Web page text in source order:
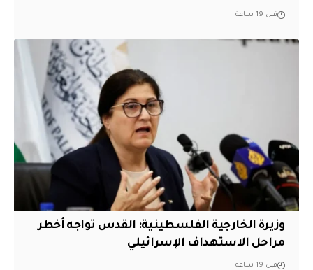
قبل 19 ساعة
وزيرة الخارجية الفلسطينية: القدس تواجه أخطر
مراحل الاستهداف الإسرائيلي
قبل 19 ساعة